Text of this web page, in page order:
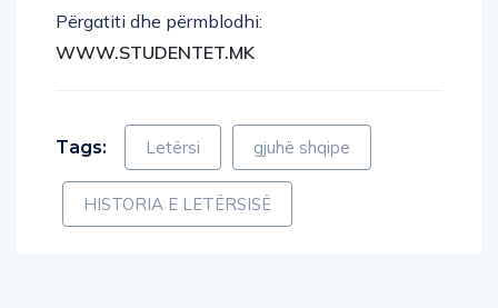
Përgatiti dhe përmblodhi:
WWW.STUDENTET.MK
Tags: Letërsi gjuhë shqipe
HISTORIA E LETËRSISË